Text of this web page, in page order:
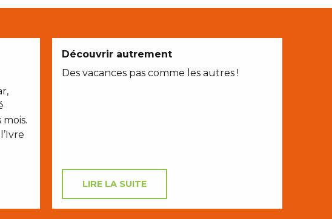
Découvrir autrement
Des vacances pas comme les autres !
LIRE LA SUITE